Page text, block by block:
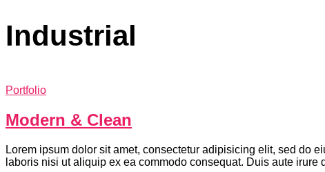
Industrial
Portfolio
Modern & Clean
Lorem ipsum dolor sit amet, consectetur adipisicing elit, sed do
laboris nisi ut aliquip ex ea commodo consequat. Duis aute